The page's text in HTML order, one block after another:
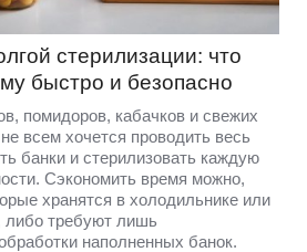
стерилизации: что
быстро и безопасно
помидоров, кабачков и свежих
всем хочется проводить весь
банки и стерилизовать каждую
Сэкономить время можно,
хранятся в холодильнике или
либо требуют лишь
наполненных банок.